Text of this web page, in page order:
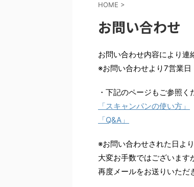
HOME >
お問い合わせ
お問い合わせ内容により連
※お問い合わせより7営業日
・下記のページもご参照く
「スキャンパンの使い方」
「Q&A 」
※お問い合わせされた日よ
大変お手数ではございま
再度メールをお送りいただ